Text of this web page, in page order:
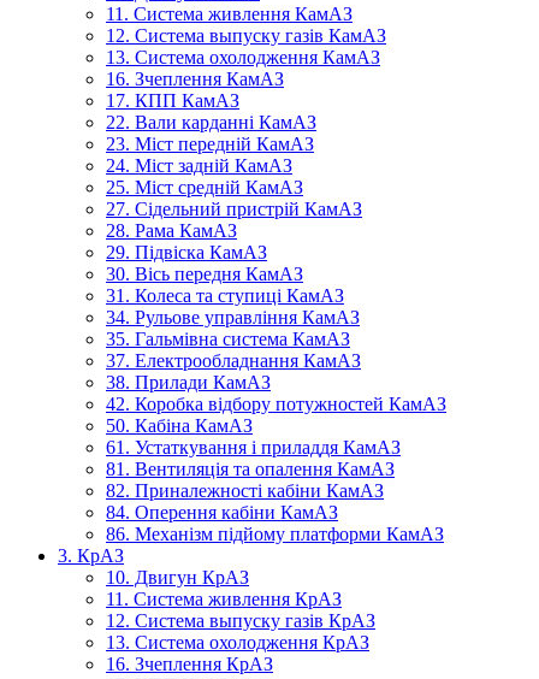
11. Система живлення КамАЗ
12. Система выпуску газів КамАЗ
13. Система охолодження КамАЗ
16. Зчеплення КамАЗ
17. КПП КамАЗ
22. Вали карданні КамАЗ
23. Міст передній КамАЗ
24. Міст задній КамАЗ
25. Міст средній КамАЗ
27. Сідельний пристрій КамАЗ
28. Рама КамАЗ
29. Підвіска КамАЗ
30. Вісь передня КамАЗ
31. Колеса та ступиці КамАЗ
34. Рульове управління КамАЗ
35. Гальмівна система КамАЗ
37. Електрообладнання КамАЗ
38. Прилади КамАЗ
42. Коробка відбору потужностей КамАЗ
50. Кабіна КамАЗ
61. Устаткування і приладдя КамАЗ
81. Вентиляція та опалення КамАЗ
82. Приналежності кабіни КамАЗ
84. Оперення кабіни КамАЗ
86. Механізм підйому платформи КамАЗ
3. КрАЗ
10. Двигун КрАЗ
11. Система живлення КрАЗ
12. Система выпуску газів КрАЗ
13. Система охолодження КрАЗ
16. Зчеплення КрАЗ